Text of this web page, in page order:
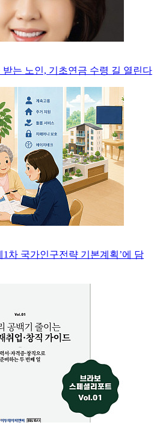
받는 노인, 기초연금 수령 길 열린다
1차 국가인구전략 기본계획’에 담